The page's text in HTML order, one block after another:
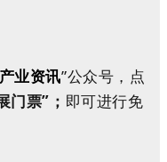
业资讯”公众号，点
票”； 即可进行免